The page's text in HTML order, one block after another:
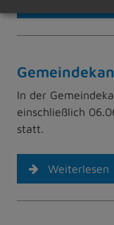
In der
einschließlich
statt.
Weiterlesen